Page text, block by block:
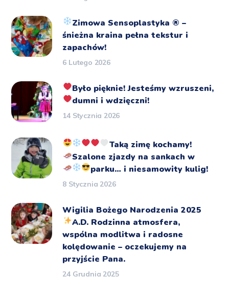
Zimowa Sensoplastyka ®️ –
śnieżna kraina pełna tekstur i
zapachów!
6 Lutego 2026
Było pięknie!Jesteśmy wzruszeni,
dumni i wdzięczni!
14 Stycznia 2026
Taką zimę kochamy!
Szalone zjazdy na sankach w
parku… i niesamowity kulig!
8 Stycznia 2026
Wigilia Bożego Narodzenia 2025
A.D. Rodzinna atmosfera,
wspólna modlitwa i radosne
kolędowanie – oczekujemy na
przyjście Pana.
24 Grudnia 2025